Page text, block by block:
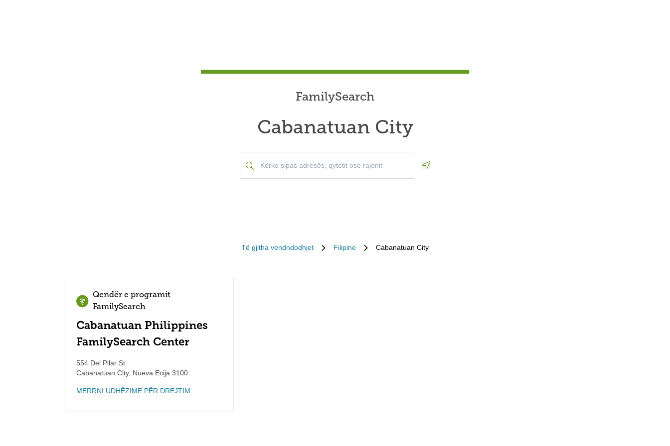
FamilySearch
Cabanatuan City
Të gjitha vendndodhjet Filipine Cabanatuan City
Qendër e programit
FamilySearch
Cabanatuan Philippines
FamilySearch Center
554 Del Pilar St
Cabanatuan City, Nueva Ecija 3100
MERRNI UDHËZIME PËR DREJTIM